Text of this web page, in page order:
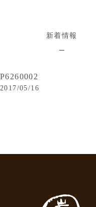
新着情報
P6260002
2017/05/16